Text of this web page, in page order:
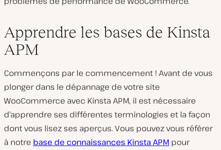
Apprendre les bases de Kinsta
APM
Commençons par le commencement ! Avant de vous
plonger dans le dépannage de votre site
WooCommerce avec Kinsta APM, il est nécessaire
d’apprendre ses différentes terminologies et la façon
dont vous lisez ses aperçus. Vous pouvez vous référer
à notre base de connaissances Kinsta APM pour